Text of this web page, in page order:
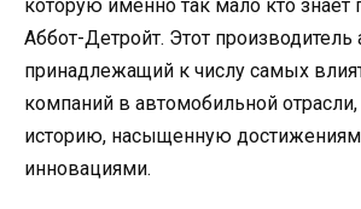
которую именно так мало кто знает
Аббот-Детройт. Этот производитель
принадлежащий к числу самых
компаний в автомобильной
историю, насыщенную
инновациями.